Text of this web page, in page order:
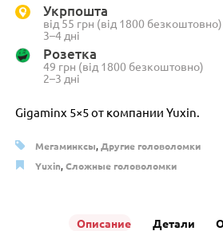
Gigaminx 5×5 от компании Yuxin.
Укрпошта
від 55 грн (від 1800 безкоштовно)
3–4 дні
Розетка
49 грн (від 1800 безкоштовно)
2–3 дні
Мегаминксы,Другие головоломки
Yuxin,Сложные головоломки
Описание Детали